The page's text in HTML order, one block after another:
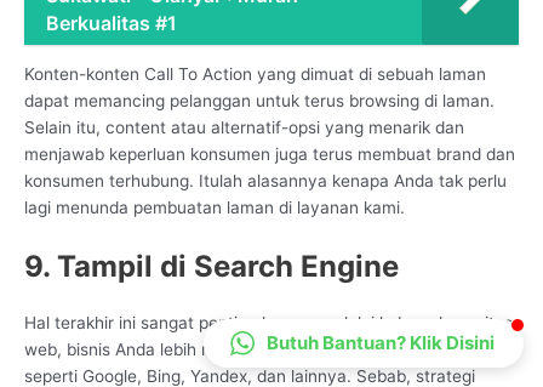
Berkualitas #1
Konten-konten Call To Action yang dimuat di sebuah laman
dapat memancing pelanggan untuk terus browsing di laman.
Selain itu, content atau alternatif-opsi yang menarik dan
menjawab keperluan konsumen juga terus membuat brand dan
konsumen terhubung. Itulah alasannya kenapa Anda tak perlu
lagi menunda pembuatan laman di layanan kami.
9. Tampil di Search Engine
Hal terakhir ini sangat penting karena melalui keberadaan situs
web, bisnis Anda lebih mudah ditemukan di mesin pencarian,
seperti Google, Bing, Yandex, dan lainnya. Sebab, strategi
Butuh Bantuan? Klik Disini